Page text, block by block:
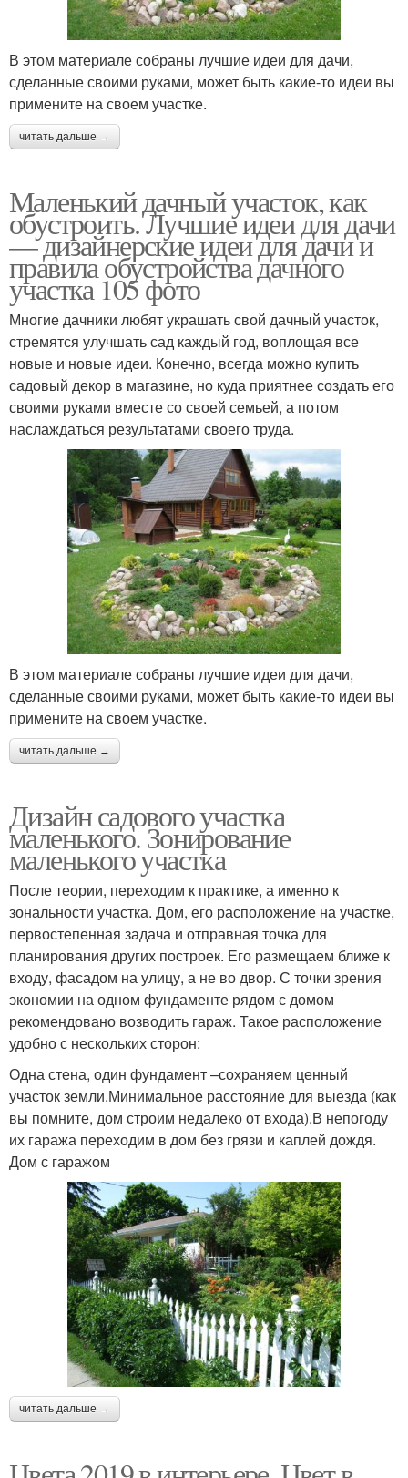
В этом материале собраны лучшие идеи для дачи,
сделанные своими руками, может быть какие-то идеи вы
примените на своем участке.
читать дальше →
Маленький дачный участок, как
обустроить. Лучшие идеи для дачи
— дизайнерские идеи для дачи и
правила обустройства дачного
участка 105 фото
Многие дачники любят украшать свой дачный участок,
стремятся улучшать сад каждый год, воплощая все
новые и новые идеи. Конечно, всегда можно купить
садовый декор в магазине, но куда приятнее создать его
своими руками вместе со своей семьей, а потом
наслаждаться результатами своего труда.
В этом материале собраны лучшие идеи для дачи,
сделанные своими руками, может быть какие-то идеи вы
примените на своем участке.
читать дальше →
Дизайн садового участка
маленького. Зонирование
маленького участка
После теории, переходим к практике, а именно к
зональности участка. Дом, его расположение на участке,
первостепенная задача и отправная точка для
планирования других построек. Его размещаем ближе к
входу, фасадом на улицу, а не во двор. С точки зрения
экономии на одном фундаменте рядом с домом
рекомендовано возводить гараж. Такое расположение
удобно с нескольких сторон:
Одна стена, один фундамент –сохраняем ценный
участок земли.Минимальное расстояние для выезда (как
вы помните, дом строим недалеко от входа).В непогоду
их гаража переходим в дом без грязи и каплей дождя.
Дом с гаражом
читать дальше →